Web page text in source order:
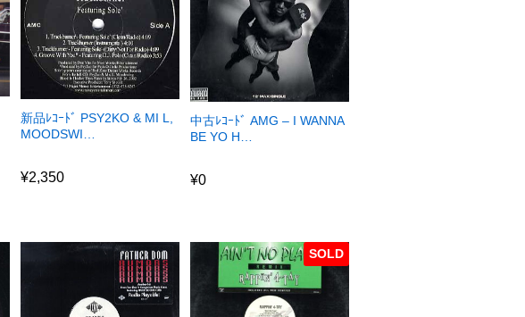
新品ﾚｺｰﾄﾞ PSY2KO & MI L,
MOODSWI…
¥2,350
中古ﾚｺｰﾄﾞ AMG – I WANNA
BE YO H…
¥0
SOLD